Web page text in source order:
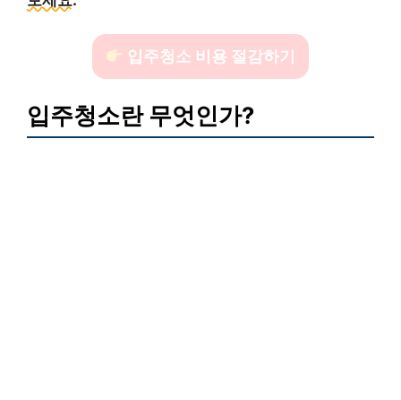
입주청소 비용 절감하기
입주청소란 무엇인가?